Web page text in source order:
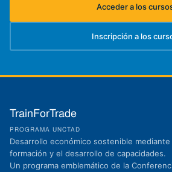
Acceder a los
(se abre
Inscripción a los
(se abre
TrainForTrade
PROGRAMA UNCTAD
Desarrollo económico sostenible mediante
formación y el desarrollo de capacidades.
Un programa emblemático de la